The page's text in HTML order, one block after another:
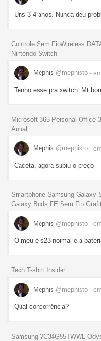
Uns 3-4 anos. Nunca deu
Controle Sem FioWireless
Nintendo Switch
Mephis @mephisto -
Tenho esse pra switch. Mt
Microsoft 365 Personal Office
Anual
Mephis @mephisto -
Caceta, agora subiu o preço
Smartphone Samsung Galaxy
Galaxy Buds FE Sem Fio
Mephis @mephisto -
O meu é s23 normal e a
Tech T-shirt Insider
Mephis @mephisto -
Qual concorrência?
Samsung ?C34G55TWWL